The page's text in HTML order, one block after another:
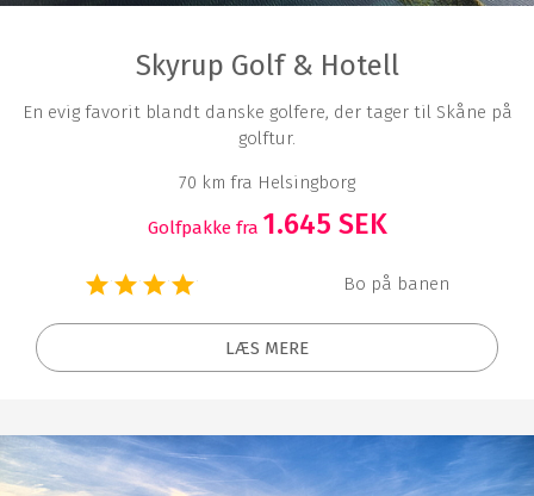
Skyrup Golf & Hotell
En evig favorit blandt danske golfere, der tager til Skåne på
golftur.
70 km fra Helsingborg
Golfpakke fra 1.645 SEK
Bo på banen
LÆS MERE